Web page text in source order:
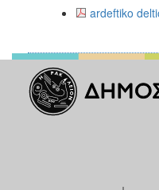
Κοιμητήρια
Οικογένειας
ardeftiko